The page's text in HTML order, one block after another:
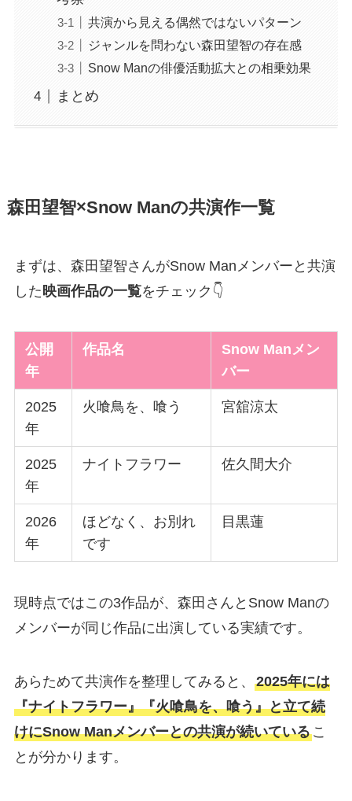
共演から見える偶然ではないパターン
ジャンルを問わない森田望智の存在感
Snow Manの俳優活動拡大との相乗効果
まとめ
森田望智×Snow Manの共演作一覧
まずは、森田望智さんがSnow Manメンバーと共演
した 映画作品の一覧をチェック👇
公開
年
作品名
Snow Manメン
バー
2025
年
火喰鳥を、喰う 宮舘涼太
2025
年
ナイトフラワー 佐久間大介
2026
年
ほどなく、お別れ
です
目黒蓮
現時点ではこの3作品が、森田さんとSnow Manの
メンバーが同じ作品に出演している実績です。
あらためて共演作を整理してみると、 2025年には
『ナイトフラワー』『火喰鳥を、喰う』と立て続
けにSnow Manメンバーとの共演が続いているこ
とが分かります。